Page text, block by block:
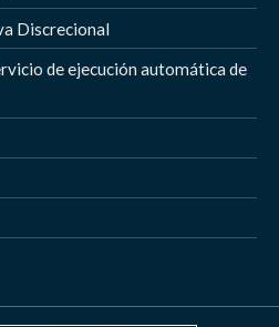
Discrecional
de ejecución automática de